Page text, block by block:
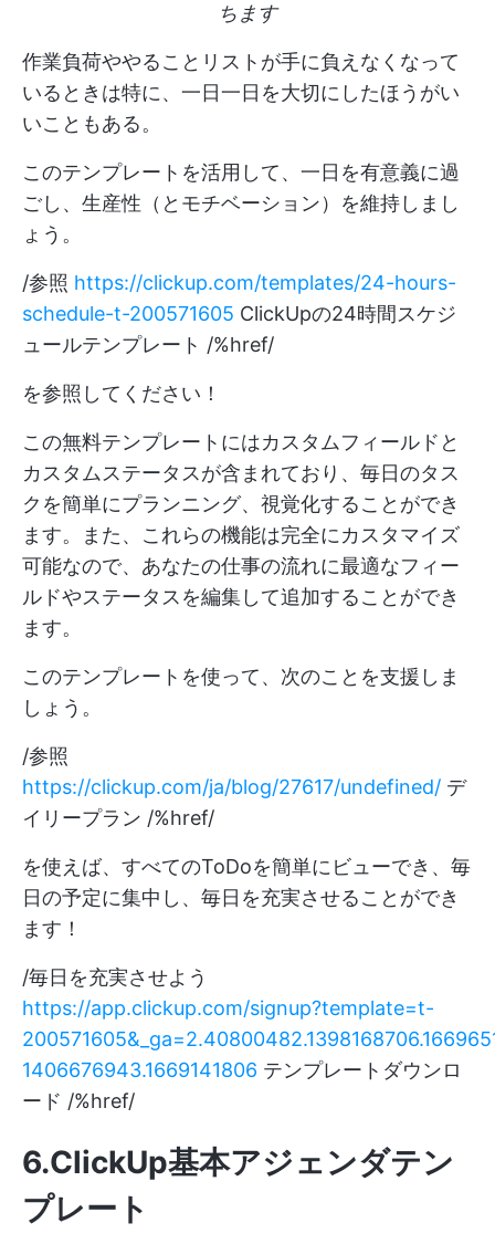
ちます
作業負荷ややることリストが手に負えなくなって
いるときは特に、一日一日を大切にしたほうがい
いこともある。
このテンプレートを活用して、一日を有意義に過
ごし、生産性（とモチベーション）を維持しまし
ょう。
/参照 https://clickup.com/templates/24-hours-
schedule-t-200571605 ClickUpの24時間スケジ
ュールテンプレート /%href/
を参照してください！
この無料テンプレートにはカスタムフィールドと
カスタムステータスが含まれており、毎日のタス
クを簡単にプランニング、視覚化することができ
ます。また、これらの機能は完全にカスタマイズ
可能なので、あなたの仕事の流れに最適なフィー
ルドやステータスを編集して追加することができ
ます。
このテンプレートを使って、次のことを支援しま
しょう。
/参照
https://clickup.com/ja/blog/27617/undefined/ デ
イリープラン /%href/
を使えば、すべてのToDoを簡単にビューでき、毎
日の予定に集中し、毎日を充実させることができ
ます！
/毎日を充実させよう
https://app.clickup.com/signup?template=t-
1406676943.1669141806 テンプレートダウンロ
ード /%href/
6.ClickUp基本アジェンダテン
プレート